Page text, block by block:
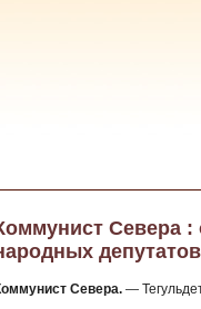
Севера :
Севера. —